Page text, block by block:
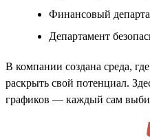
Финансовый
Департамент
В компании создана среда,
раскрыть свой потенциал.
графиков — каждый сам